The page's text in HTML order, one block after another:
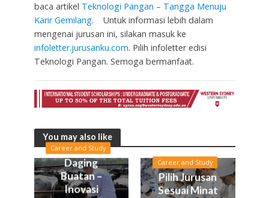
baca artikel Teknologi Pangan – Tangga Menuju
Karir Gemilang. Untuk informasi lebih dalam
mengenai jurusan ini, silakan masuk ke
infoletter.jurusanku.com. Pilih infoletter edisi
Teknologi Pangan. Semoga bermanfaat.
You may also like
Career and Study
Daging
Buatan –
Inovasi
Career and Study
Pilih Jurusan
Sesuai Minat